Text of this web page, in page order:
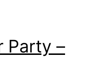
Party –